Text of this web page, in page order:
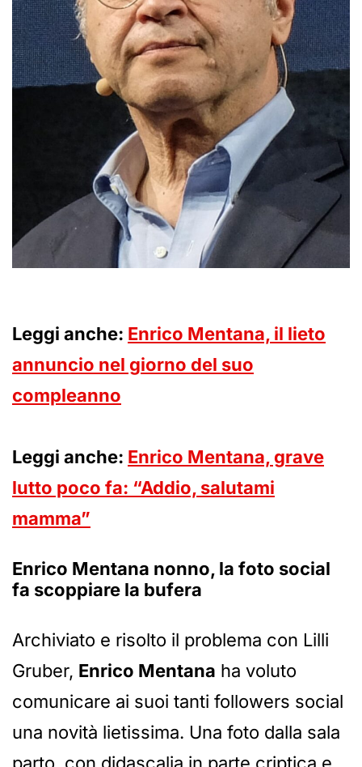
Leggi anche: Enrico Mentana, il lieto
annuncio nel giorno del suo
compleanno
Leggi anche: Enrico Mentana, grave
lutto poco fa: “Addio, salutami
mamma”
Enrico Mentana nonno, la foto social
fa scoppiare la bufera
Archiviato e risolto il problema con Lilli
Gruber, Enrico Mentana ha voluto
comunicare ai suoi tanti followers social
una novità lietissima. Una foto dalla sala